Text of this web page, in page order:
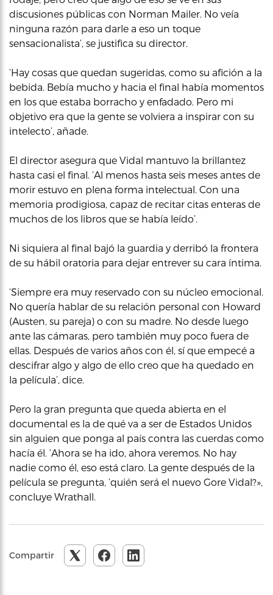
discusiones públicas con Norman Mailer. No veía
ninguna razón para darle a eso un toque
sensacionalista’, se justifica su director.
‘Hay cosas que quedan sugeridas, como su afición a la
bebida. Bebía mucho y hacia el final había momentos
en los que estaba borracho y enfadado. Pero mi
objetivo era que la gente se volviera a inspirar con su
intelecto’, añade.
El director asegura que Vidal mantuvo la brillantez
hasta casi el final. ‘Al menos hasta seis meses antes de
morir estuvo en plena forma intelectual. Con una
memoria prodigiosa, capaz de recitar citas enteras de
muchos de los libros que se había leído’.
Ni siquiera al final bajó la guardia y derribó la frontera
de su hábil oratoria para dejar entrever su cara íntima.
‘Siempre era muy reservado con su núcleo emocional.
No quería hablar de su relación personal con Howard
(Austen, su pareja) o con su madre. No desde luego
ante las cámaras, pero también muy poco fuera de
ellas. Después de varios años con él, sí que empecé a
descifrar algo y algo de ello creo que ha quedado en
la película’, dice.
Pero la gran pregunta que queda abierta en el
documental es la de qué va a ser de Estados Unidos
sin alguien que ponga al país contra las cuerdas como
hacía él. ‘Ahora se ha ido, ahora veremos. No hay
nadie como él, eso está claro. La gente después de la
película se pregunta, ‘quién será el nuevo Gore Vidal?»,
concluye Wrathall.
Compartir